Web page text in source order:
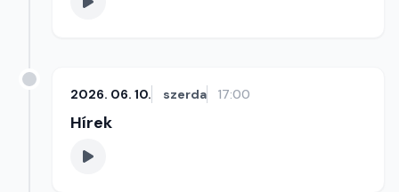
2026. 06. 10. szerda 17:00
Hírek